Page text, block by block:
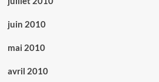
juin 2010
mai 2010
avril 2010